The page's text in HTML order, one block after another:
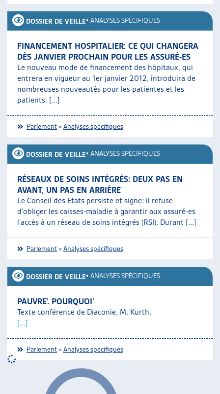
DOSSIER DE VEILLE• ANALYSES SPÉCIFIQUES
FINANCEMENT HOSPITALIER: CE QUI CHANGERA
DÈS JANVIER PROCHAIN POUR LES ASSURÉ-ES
Le nouveau mode de financement des hôpitaux, qui
entrera en vigueur au 1er janvier 2012, introduira de
nombreuses nouveautés pour les patientes et les
patients. [...]
Parlement »Analyses spécifiques
DOSSIER DE VEILLE• ANALYSES SPÉCIFIQUES
RÉSEAUX DE SOINS INTÉGRÉS: DEUX PAS EN
AVANT, UN PAS EN ARRIÈRE
Le Conseil des Etats persiste et signe: il refuse
d’obliger les caisses-maladie à garantir aux assuré-es
l’accès à un réseau de soins intégrés (RSI). Durant [...]
Parlement »Analyses spécifiques
DOSSIER DE VEILLE• ANALYSES SPÉCIFIQUES
PAUVRE’. POURQUOI’
Texte conférence de Diaconie, M. Kurth.
[...]
Parlement »Analyses spécifiques
DOSSIER DE VEILLE• ANALYSES SPÉCIFIQUES